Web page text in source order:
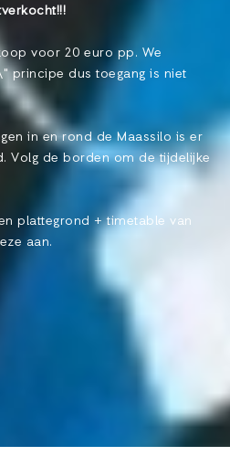
voor 20 euro pp. We
principe dus toegang is niet
in en rond de Maassilo is er
Volg de borden om de tijdelijke
plattegrond + timetable van
aan.